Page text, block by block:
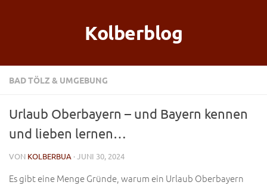
Kolberblog
BAD TÖLZ & UMGEBUNG
Urlaub Oberbayern – und Bayern kennen
und lieben lernen…
VON KOLBERBUA · JUNI 30, 2024
Es gibt eine Menge Gründe, warum ein Urlaub Oberbayern